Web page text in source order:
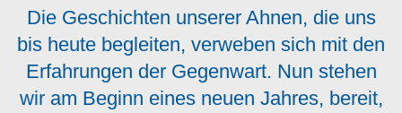
Die Geschichten unserer Ahnen, die uns
bis heute begleiten, verweben sich mit den
Erfahrungen der Gegenwart. Nun stehen
wir am Beginn eines neuen Jahres, bereit,